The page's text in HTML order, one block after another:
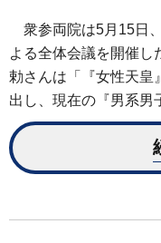
衆参両院は5月15日
よる全体会議を開催し
勅さんは「『女性天皇
出し、現在の『男系